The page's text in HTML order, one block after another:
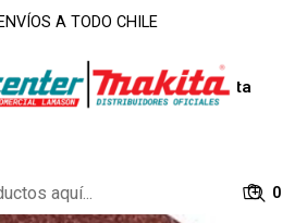
0
ENVÍOS A TODO CHILE
Accesorios
Discos
Grano 60 D-54592 Makita